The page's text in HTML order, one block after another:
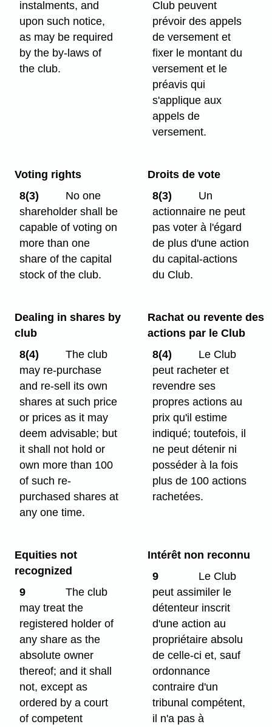
instalments, and
upon such notice,
as may be required
by the by-laws of
the club.
Club peuvent
prévoir des appels
de versement et
fixer le montant du
versement et le
préavis qui
s'applique aux
appels de
versement.
Voting rights
8(3)
No one
shareholder shall be
capable of voting on
more than one
share of the capital
stock of the club.
Droits de vote
8(3)
Un
actionnaire ne peut
pas voter à l'égard
de plus d'une action
du capital-actions
du Club.
Dealing in shares by
club
8(4)
The club
may re-purchase
and re-sell its own
shares at such price
or prices as it may
deem advisable; but
it shall not hold or
own more than 100
of such re-
purchased shares at
any one time.
Rachat ou revente des
actions par le Club
8(4)
Le Club
peut racheter et
revendre ses
propres actions au
prix qu'il estime
indiqué; toutefois, il
ne peut détenir ni
posséder à la fois
plus de 100 actions
rachetées.
Equities not
recognized
9
The club
may treat the
registered holder of
any share as the
absolute owner
thereof; and it shall
not, except as
ordered by a court
of competent
Intérêt non reconnu
9
Le Club
peut assimiler le
détenteur inscrit
d'une action au
propriétaire absolu
de celle-ci et, sauf
ordonnance
contraire d'un
tribunal compétent,
il n'a pas à